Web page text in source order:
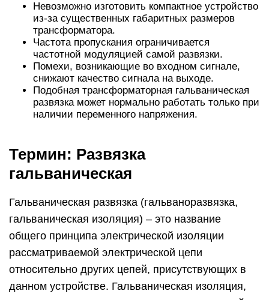
Невозможно изготовить компактное устройство
из-за существенных габаритных размеров
трансформатора.
Частота пропускания ограничивается
частотной модуляцией самой развязки.
Помехи, возникающие во входном сигнале,
снижают качество сигнала на выходе.
Подобная трансформаторная гальваническая
развязка может нормально работать только при
наличии переменного напряжения.
Термин: Развязка
гальваническая
Гальваническая развязка (гальваноразвязка,
гальваническая изоляция) – это название
общего принципа электрической изоляции
рассматриваемой электрической цепи
относительно других цепей, присутствующих в
данном устройстве. Гальваническая изоляция,